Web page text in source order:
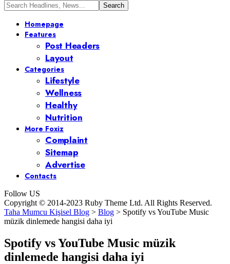
Homepage
Features
Post Headers
Layout
Categories
Lifestyle
Wellness
Healthy
Nutrition
More Foxiz
Complaint
Sitemap
Advertise
Contacts
Follow US
Copyright © 2014-2023 Ruby Theme Ltd. All Rights Reserved.
Taha Mumcu Kişisel Blog > Blog > Spotify vs YouTube Music
müzik dinlemede hangisi daha iyi
Spotify vs YouTube Music müzik
dinlemede hangisi daha iyi